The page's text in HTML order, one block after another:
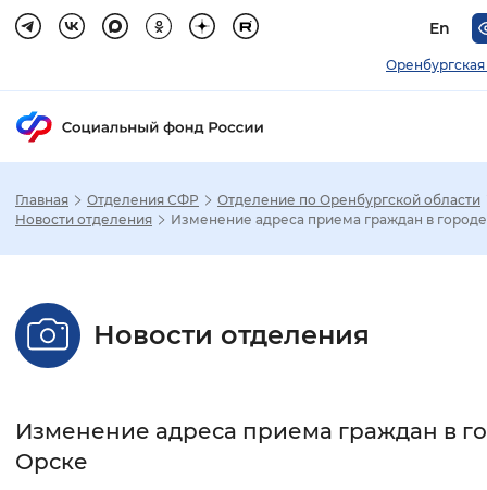
En
Оренбургская
Размер шрифта
Шрифт
Главная Отделения СФР
Отделение по Оренбургской области
Новости отделения
Изменение адреса приема граждан в
Новости отделения
Изменение адреса приема граждан в
Орске